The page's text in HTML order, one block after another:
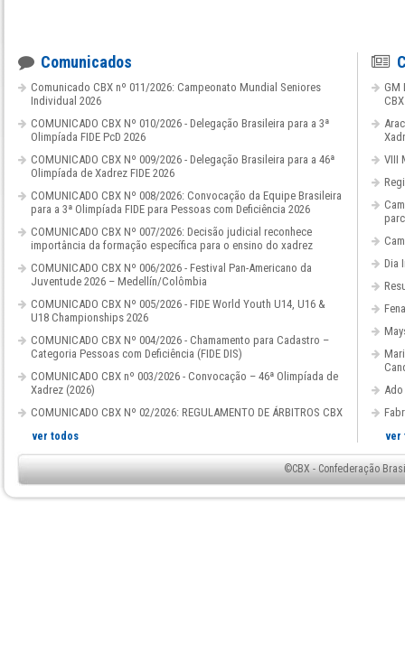
Comunicados
Comunicado CBX nº 011/2026: Campeonato Mundial Seniores
Individual 2026
COMUNICADO CBX Nº 010/2026 - Delegação Brasileira para a 3ª
Olimpíada FIDE PcD 2026
COMUNICADO CBX Nº 009/2026 - Delegação Brasileira para a 46ª
Olimpíada de Xadrez FIDE 2026
COMUNICADO CBX Nº 008/2026: Convocação da Equipe Brasileira
para a 3ª Olimpíada FIDE para Pessoas com Deficiência 2026
COMUNICADO CBX Nº 007/2026: Decisão judicial reconhece
importância da formação específica para o ensino do xadrez
COMUNICADO CBX Nº 006/2026 - Festival Pan-Americano da
Juventude 2026 – Medellín/Colômbia
COMUNICADO CBX Nº 005/2026 - FIDE World Youth U14, U16 &
U18 Championships 2026
COMUNICADO CBX Nº 004/2026 - Chamamento para Cadastro –
Categoria Pessoas com Deficiência (FIDE DIS)
COMUNICADO CBX nº 003/2026 - Convocação – 46ª Olimpíada de
Xadrez (2026)
COMUNICADO CBX Nº 02/2026: REGULAMENTO DE ÁRBITROS CBX
ver todos
GM
VIII
Dia
ver
©CBX - Confederação